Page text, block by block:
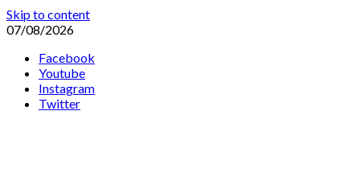
Skip to content
07/08/2026
Facebook
Youtube
Instagram
Twitter